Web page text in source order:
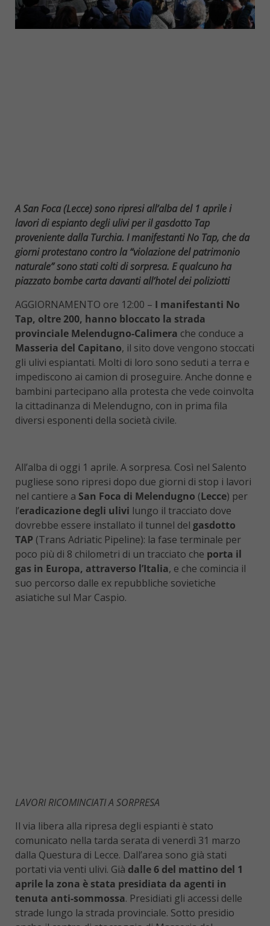
A San Foca (Lecce) sono ripresi all’alba del 1 aprile i
lavori di espianto degli ulivi per il gasdotto Tap
proveniente dalla Turchia. I manifestanti No Tap, che da
giorni protestano contro la “violazione del patrimonio
naturale” sono stati colti di sorpresa. E qualcuno ha
piazzato bombe carta davanti all’hotel dei poliziotti
AGGIORNAMENTO ore 12:00 – I manifestanti No
Tap, oltre 200, hanno bloccato la strada
provinciale Melendugno-Calimera che conduce a
Masseria del Capitano, il sito dove vengono stoccati
gli ulivi espiantati. Molti di loro sono seduti a terra e
impediscono ai camion di proseguire. Anche donne e
bambini partecipano alla protesta che vede coinvolta
la cittadinanza di Melendugno, con in prima fila
diversi esponenti della società civile.
All’alba di oggi 1 aprile. A sorpresa. Così nel Salento
pugliese sono ripresi dopo due giorni di stop i lavori
nel cantiere a San Foca di Melendugno (Lecce) per
l’eradicazione degli ulivi lungo il tracciato dove
dovrebbe essere installato il tunnel del gasdotto
TAP (Trans Adriatic Pipeline): la fase terminale per
poco più di 8 chilometri di un tracciato che porta il
gas in Europa, attraverso l’Italia, e che comincia il
suo percorso dalle ex repubbliche sovietiche
asiatiche sul Mar Caspio.
LAVORI RICOMINCIATI A SORPRESA
Il via libera alla ripresa degli espianti è stato
comunicato nella tarda serata di venerdì 31 marzo
dalla Questura di Lecce. Dall’area sono già stati
portati via venti ulivi. Già dalle 6 del mattino del 1
aprile la zona è stata presidiata da agenti in
tenuta anti-sommossa. Presidiati gli accessi delle
strade lungo la strada provinciale. Sotto presidio